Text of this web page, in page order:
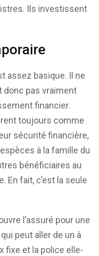
Ils investissent
assez basique. Il ne
donc pas vraiment
financier.
toujours comme
sécurité financière,
à la famille du
bénéficiaires au
En fait, c’est la seule
l’assuré pour une
peut aller de un à
fixe et la police elle-